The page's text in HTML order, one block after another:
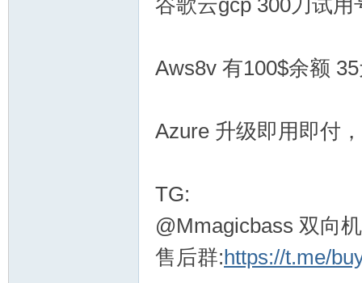
谷歌云gcp 300刀试
Aws8v 有100$余额
Azure 升级即用即付
TG:
@Mmagicbass 双向
售后群:https://t.me/